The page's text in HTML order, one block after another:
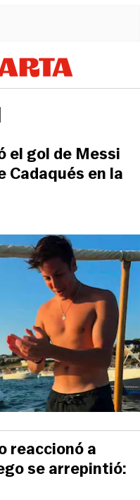
el gol de Messi
Cadaqués en la
reaccionó a
se arrepintió: